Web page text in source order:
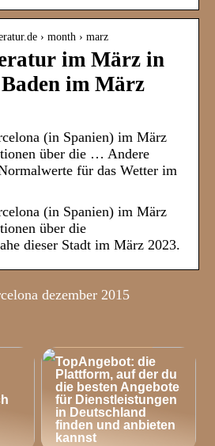
› month › marz
im März in
im März
(in Spanien) im März
über die … Andere
für das Wetter im
(in Spanien) im März
über die
dieser Stadt im März 2023.
dezember 2015
TopAngebot: die
Plattform, auf der du
die besten Angebote
für Dienstleistungen
in Deutschland
finden und anbieten
kannst